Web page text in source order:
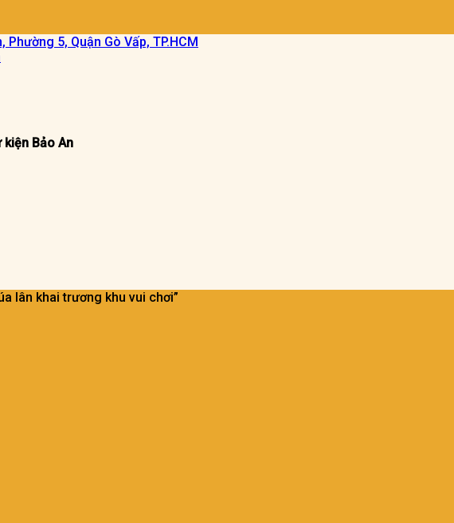
5, Quận Gò Vấp, TP.HCM
kiện Bảo An
lân khai trương khu vui chơi”